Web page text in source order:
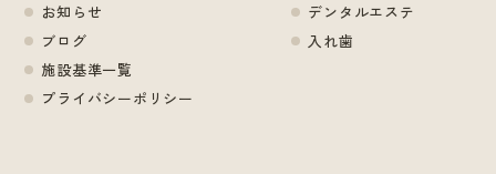
お知らせ
ブログ
施設基準一覧
プライバシーポリシー
デンタルエステ
入れ歯